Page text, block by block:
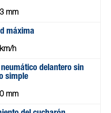
mm
máxima
h
delantero sin
simple
mm